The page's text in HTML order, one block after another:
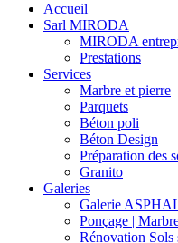
Accueil
Sarl MIRODA
MIRODA
Prestations
Services
Marbre et pierre
Parquets
Béton poli
Béton Design
Préparation des
Granito
Galeries
Galerie
Ponçage |
Rénovation Sols